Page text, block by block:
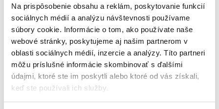
Na prispôsobenie obsahu a reklám, poskytovanie funkcií
sociálnych médií a analýzu návštevnosti používame
súbory cookie. Informácie o tom, ako používate naše
webové stránky, poskytujeme aj našim partnerom v
oblasti sociálnych médií, inzercie a analýzy. Títo partneri
môžu príslušné informácie skombinovať s ďalšími
údajmi, ktoré ste im poskytli alebo ktoré od vás získali,
keď ste používali ich služby.